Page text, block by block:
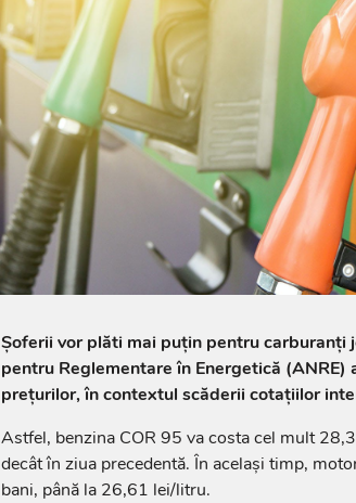
Șoferii vor plăti mai puțin pentru carburanți
pentru Reglementare în Energetică
prețurilor, în contextul scăderii cotațiilor
Astfel, benzina COR 95 va costa cel mult
decât în ziua precedentă. În același timp,
bani, până la 26,61 lei/litru.